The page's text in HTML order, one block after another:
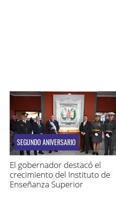
SEGUNDO ANIVERSARIO
El gobernador destacó el
crecimiento del Instituto de
Enseñanza Superior